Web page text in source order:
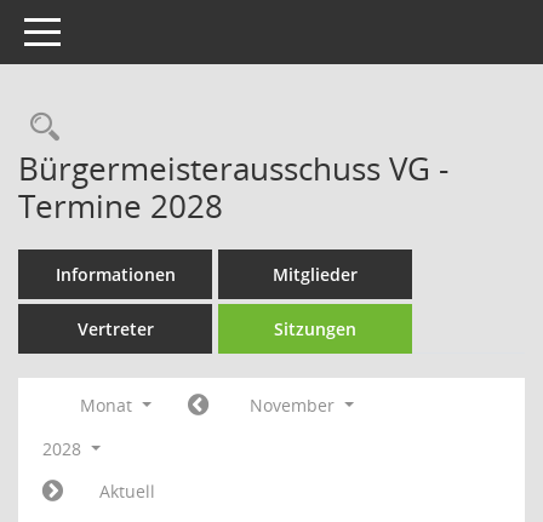
Toggle navigation
Rechercheauswahl
Bürgermeisterausschuss VG -
Termine 2028
Informationen Mitglieder
Vertreter Sitzungen
Monat
November
2028
Aktuell